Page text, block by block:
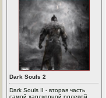
Dark Souls 2
Dark Souls II - вторая часть
самой хардкорной ролевой